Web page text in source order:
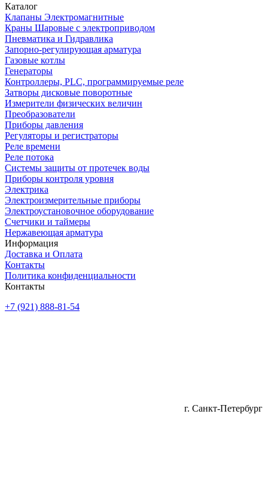
Каталог
Клапаны Электромагнитные
Краны Шаровые с электроприводом
Пневматика и Гидравлика
Запорно-регулирующая арматура
Газовые котлы
Генераторы
Контроллеры, PLС, программируемые реле
Затворы дисковые поворотные
Измерители физических величин
Преобразователи
Приборы давления
Регуляторы и регистраторы
Реле времени
Реле потока
Системы защиты от протечек воды
Приборы контроля уровня
Электрика
Электроизмерительные приборы
Электроустановочное оборудование
Счетчики и таймеры
Нержавеющая арматура
Информация
Доставка и Оплата
Контакты
Политика конфиденциальности
Контакты
+7 (921) 888-81-54
г. Санкт-Петербург